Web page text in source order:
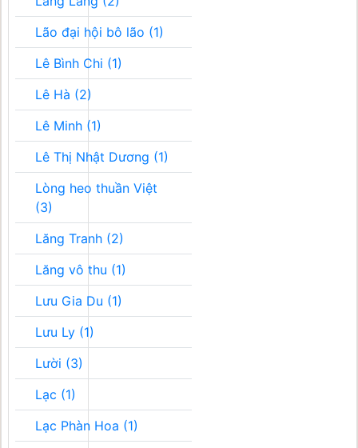
Lão đại hội bô lão (1)
Lê Bình Chi (1)
Lê Hà (2)
Lê Minh (1)
Lê Thị Nhật Dương (1)
Lòng heo thuần Việt
(3)
Lăng Tranh (2)
Lăng vô thu (1)
Lưu Gia Du (1)
Lưu Ly (1)
Lười (3)
Lạc (1)
Lạc Phàn Hoa (1)